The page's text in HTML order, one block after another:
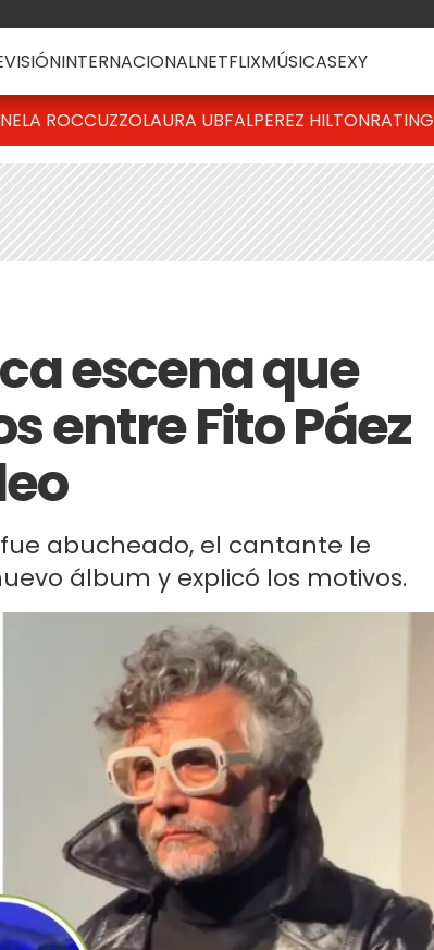
INTERNACIONALNETFLIXMÚSICASEXY
ROCCUZZOLAURA UBFALPEREZ HILTONRATING
escena que
entre Fito Páez
abucheado, el cantante le
álbum y explicó los motivos.